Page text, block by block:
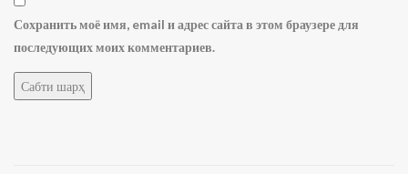
Сохранить моё имя, email и адрес сайта в этом браузере для
последующих моих комментариев.